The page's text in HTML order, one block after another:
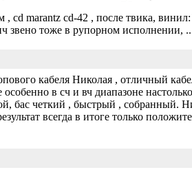
marantz cd-42 , после твика,
звено тоже в рупорном исполнении,
кабеля Николая , отличный
в сч и вч диапазоне
бас четкий , быстрый , собранный.
всегда в итоге только